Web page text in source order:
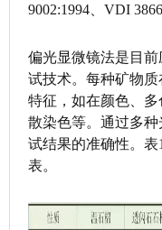
9002:1994、VDI
偏光显微镜法是目
试技术。每种矿物
特征，如在颜色、
散染色等。通过多
试结果的准确性。表
表。